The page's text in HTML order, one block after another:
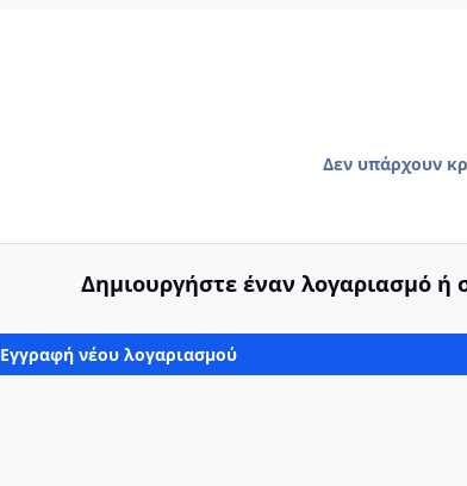
Δεν υπάρχουν
Δημιουργήστε έναν λογαριασμό ή
Εγγραφή νέου λογαριασμού